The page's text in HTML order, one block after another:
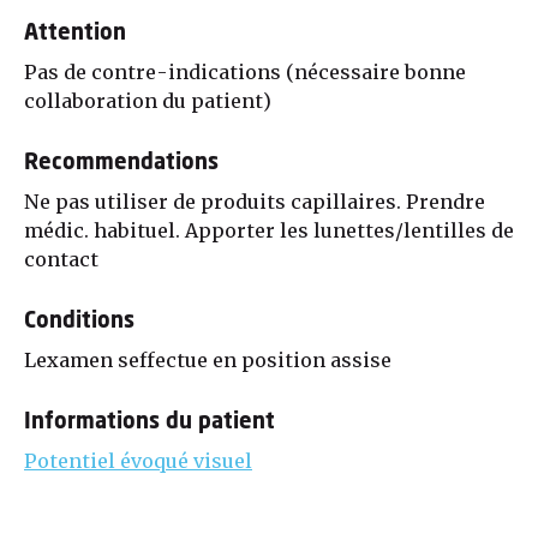
Attention
Pas de contre-indications (nécessaire bonne
collaboration du patient)
Recommendations
Ne pas utiliser de produits capillaires. Prendre
médic. habituel. Apporter les lunettes/lentilles de
contact
Conditions
Lexamen seffectue en position assise
Informations du patient
Potentiel évoqué visuel